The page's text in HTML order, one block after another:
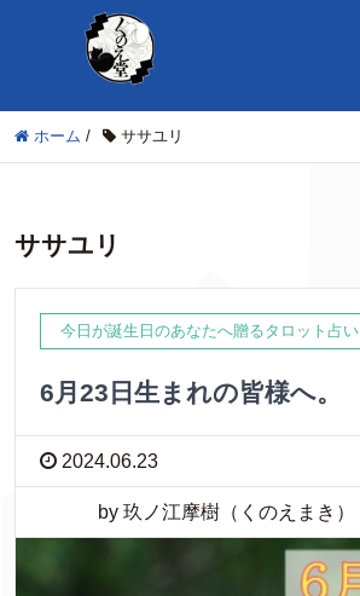
ホーム / ササユリ
ササユリ
今日が誕生日のあなたへ贈るタロット占い
6月23日生まれの皆様へ。
2024.06.23
by 玖ノ江摩樹（くのえまき）